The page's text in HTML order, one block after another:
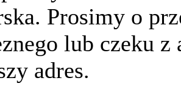
Prosimy o
lub czeku z
adres.